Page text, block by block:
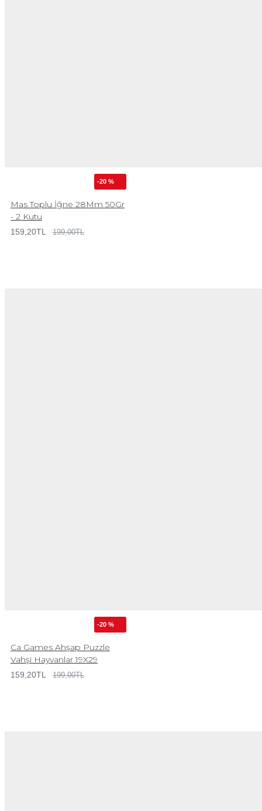
-20 %
Mas Toplu İğne 28Mm 50Gr
- 2 Kutu
159,20TL 199,00TL
-20 %
Ca Games Ahşap Puzzle
Vahşi Hayvanlar 19X29
159,20TL 199,00TL